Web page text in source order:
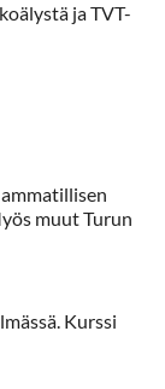
ja TVT-
muut Turun
Kurssi